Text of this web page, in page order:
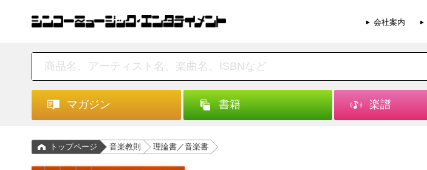
会社案内
マガジン 書籍 楽譜
トップページ 音楽教則 理論書／音楽書